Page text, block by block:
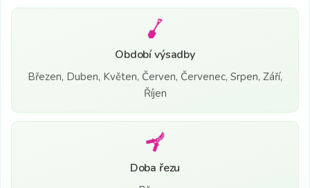
Období výsadby
Březen, Duben, Květen, Červen, Červenec, Srpen, Září,
Říjen
Doba řezu